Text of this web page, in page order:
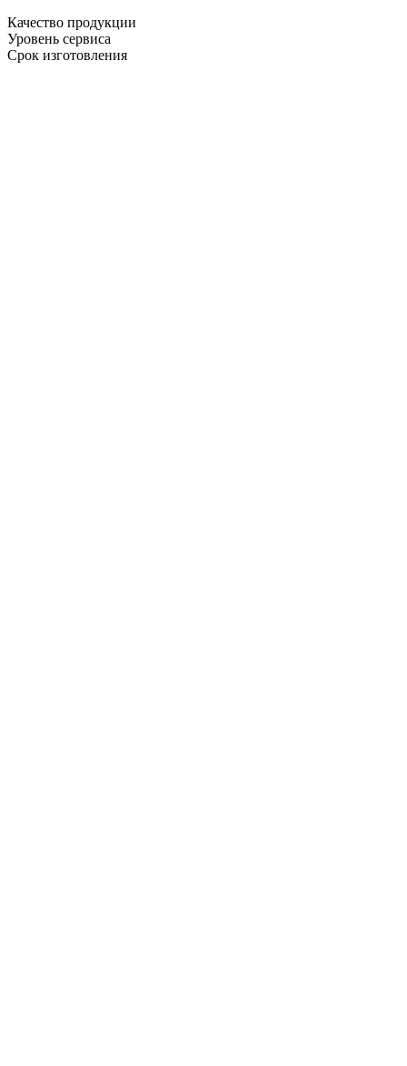
Качество продукции
Уровень сервиса
Срок изготовления